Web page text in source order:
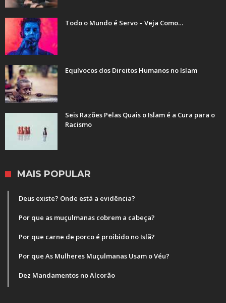
Todo o Mundo é Servo – Veja Como…
Equívocos dos Direitos Humanos no Islam
Seis Razões Pelas Quais o Islam é a Cura para o
Racismo
MAIS POPULAR
Deus existe? Onde está a evidência?
Por que as muçulmanas cobrem a cabeça?
Por que carne de porco é proibido no Islã?
Por que As Mulheres Muçulmanas Usam o Véu?
Dez Mandamentos no Alcorão